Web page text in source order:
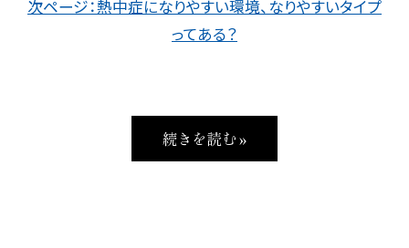
次ページ：熱中症になりやすい環境、なりやすいタイプ
ってある？
続きを読む »